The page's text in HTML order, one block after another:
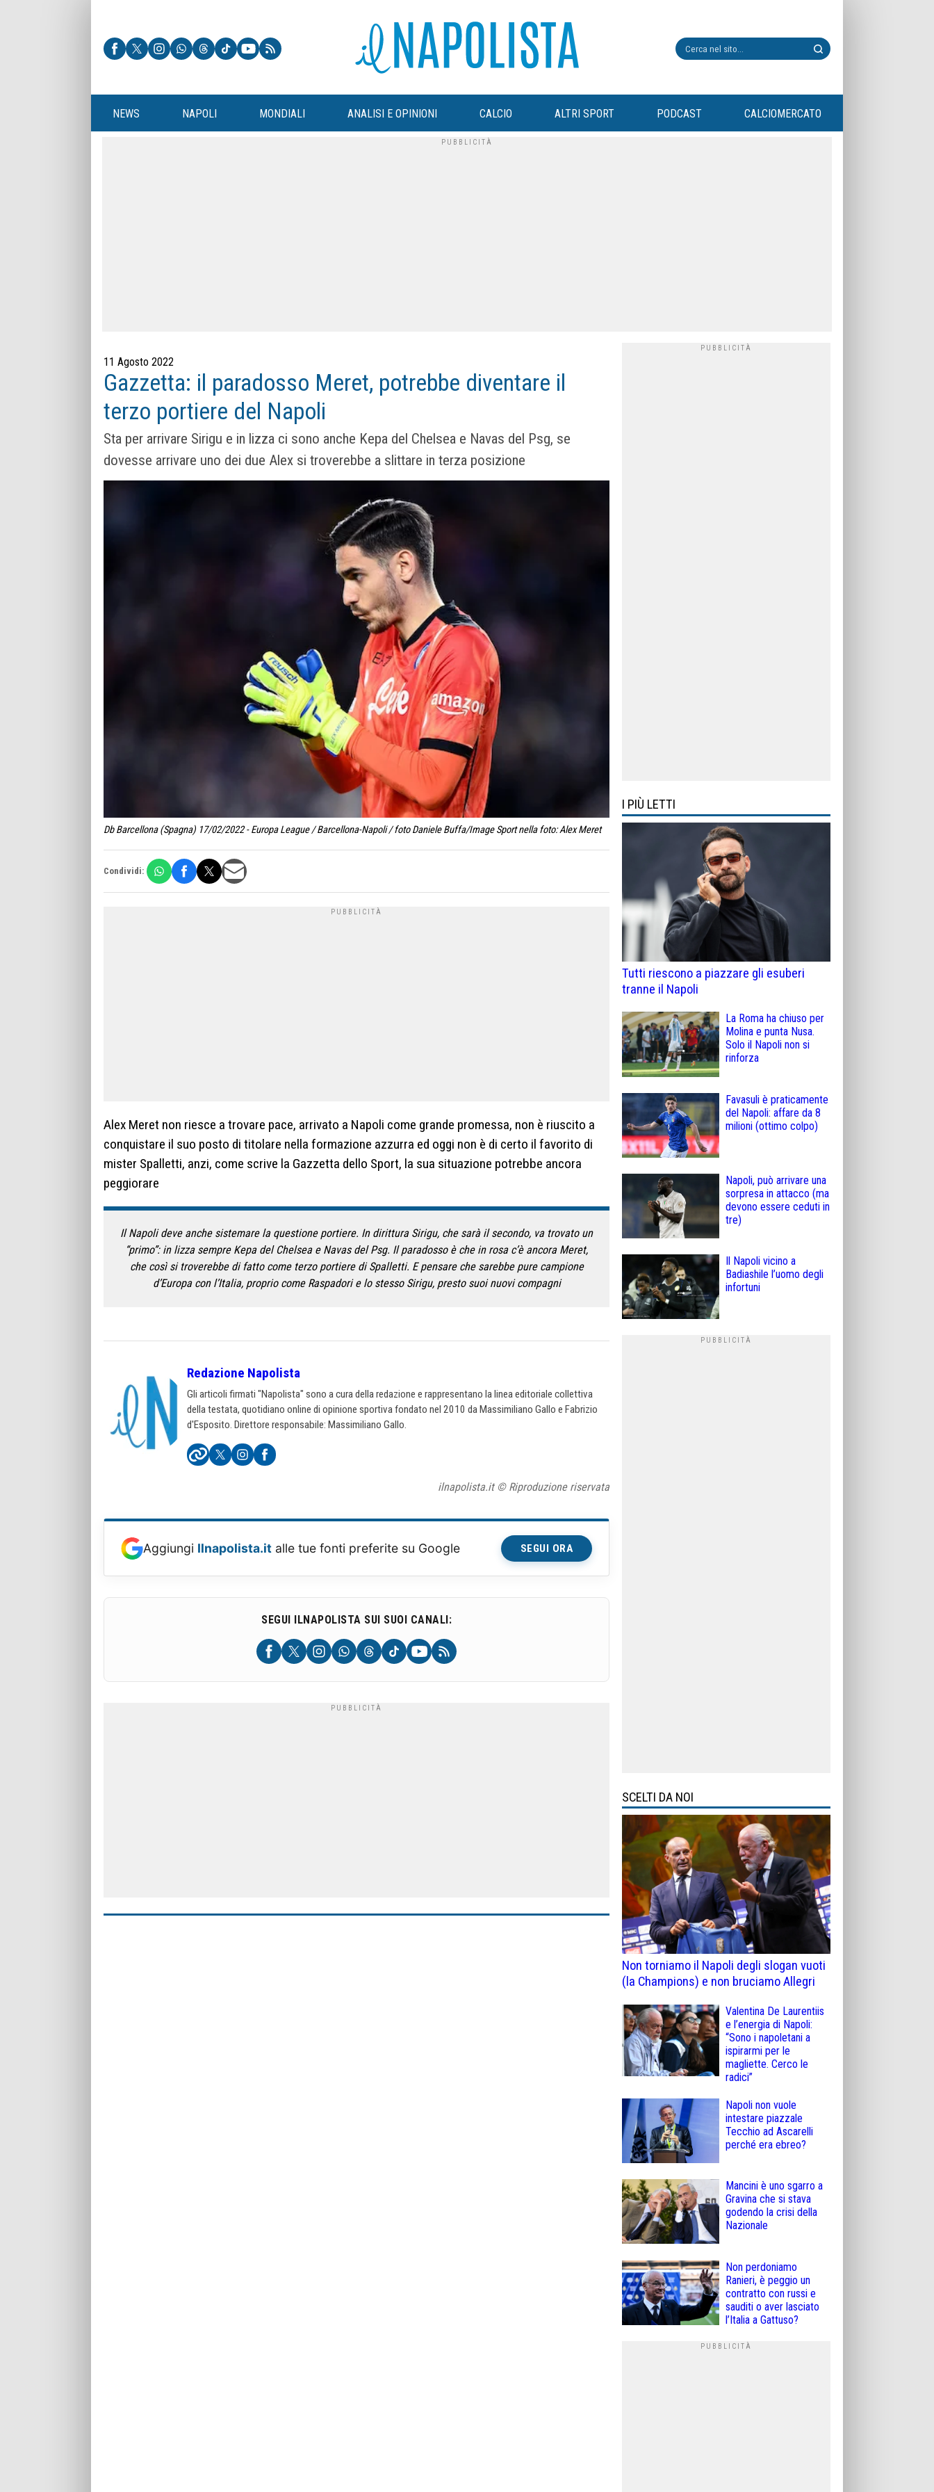
NEWS NAPOLI MONDIALI ANALISI E OPINIONI CALCIO ALTRI SPORT PODCAST CALCIOMERCATO
11 Agosto 2022
Gazzetta: il paradosso Meret, potrebbe diventare il
terzo portiere del Napoli
Sta per arrivare Sirigu e in lizza ci sono anche Kepa del Chelsea e Navas del Psg, se
dovesse arrivare uno dei due Alex si troverebbe a slittare in terza posizione
Db Barcellona (Spagna) 17/02/2022 - Europa League / Barcellona-Napoli / foto Daniele Buffa/Image Sport nella foto: Alex Meret
Condividi:
Alex Meret non riesce a trovare pace, arrivato a Napoli come grande promessa, non è riuscito a
conquistare il suo posto di titolare nella formazione azzurra ed oggi non è di certo il favorito di
mister Spalletti, anzi, come scrive la Gazzetta dello Sport, la sua situazione potrebbe ancora
peggiorare
Il Napoli deve anche sistemare la questione portiere. In dirittura Sirigu, che sarà il secondo, va trovato un
“primo”: in lizza sempre Kepa del Chelsea e Navas del Psg. Il paradosso è che in rosa c’è ancora Meret,
che così si troverebbe di fatto come terzo portiere di Spalletti. E pensare che sarebbe pure campione
d’Europa con l’Italia, proprio come Raspadori e lo stesso Sirigu, presto suoi nuovi compagni
Redazione Napolista
Gli articoli firmati "Napolista" sono a cura della redazione e rappresentano la linea editoriale collettiva
della testata, quotidiano online di opinione sportiva fondato nel 2010 da Massimiliano Gallo e Fabrizio
d'Esposito. Direttore responsabile: Massimiliano Gallo.
ilnapolista.it © Riproduzione riservata
Aggiungi Ilnapolista.it alle tue fonti preferite su Google SEGUI ORA
SEGUI ILNAPOLISTA SUI SUOI CANALI:
I PIÙ LETTI
Tutti riescono a piazzare gli esuberi
tranne il Napoli
La Roma ha chiuso per
Molina e punta Nusa.
Solo il Napoli non si
rinforza
Favasuli è praticamente
del Napoli: affare da 8
milioni (ottimo colpo)
Napoli, può arrivare una
sorpresa in attacco (ma
devono essere ceduti in
tre)
Il Napoli vicino a
Badiashile l’uomo degli
infortuni
SCELTI DA NOI
Non torniamo il Napoli degli slogan vuoti
(la Champions) e non bruciamo Allegri
Valentina De Laurentiis
e l’energia di Napoli:
“Sono i napoletani a
ispirarmi per le
magliette. Cerco le
radici”
Napoli non vuole
intestare piazzale
Tecchio ad Ascarelli
perché era ebreo?
Mancini è uno sgarro a
Gravina che si stava
godendo la crisi della
Nazionale
Non perdoniamo
Ranieri, è peggio un
contratto con russi e
sauditi o aver lasciato
l’Italia a Gattuso?